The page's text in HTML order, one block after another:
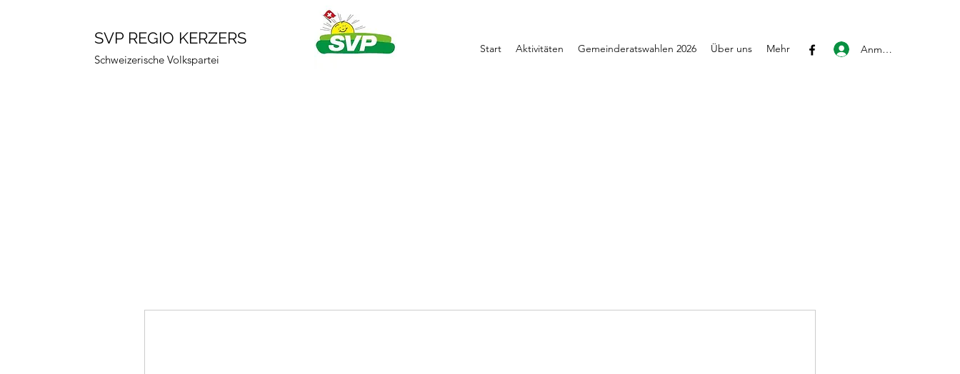
SVP REGIO KERZERS
Schweizerische Volkspartei
Start Aktivitäten Gemeinderatswahlen 2026 Über uns Mehr Anmelden